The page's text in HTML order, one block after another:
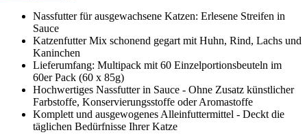
Nassfutter für ausgewachsene Katzen: Erlesene Streifen in
Sauce
Katzenfutter Mix schonend gegart mit Huhn, Rind, Lachs und
Kaninchen
Lieferumfang: Multipack mit 60 Einzelportionsbeuteln im
60er Pack (60 x 85g)
Hochwertiges Nassfutter in Sauce - Ohne Zusatz künstlicher
Farbstoffe, Konservierungsstoffe oder Aromastoffe
Komplett und ausgewogenes Alleinfuttermittel - Deckt die
täglichen Bedürfnisse Ihrer Katze